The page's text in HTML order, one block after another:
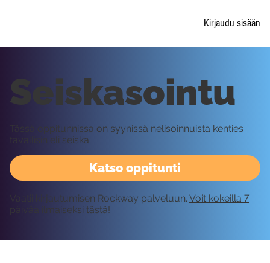
Kirjaudu sisään
Katso oppitunti
Seiskasointu
Tässä oppitunnissa on syynissä nelisoinnuista kenties
tavallisin eli seiska.
Vaatii kirjautumisen Rockway palveluun. Voit kokeilla 7
päivää ilmaiseksi tästä!